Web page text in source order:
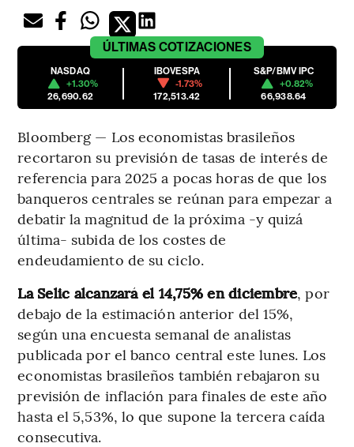
ÚLTIMAS COTIZACIONES
NASDAQ
+1.30%
26,690.62
IBOVESPA
-1.73%
172,513.42
S&P/BMV IPC
+0.82%
66,938.64
Bloomberg — Los economistas brasileños
recortaron su previsión de tasas de interés de
referencia para 2025 a pocas horas de que los
banqueros centrales se reúnan para empezar a
debatir la magnitud de la próxima -y quizá
última- subida de los costes de
endeudamiento de su ciclo.
La Selic alcanzará el 14,75% en diciembre, por
debajo de la estimación anterior del 15%,
según una encuesta semanal de analistas
publicada por el banco central este lunes. Los
economistas brasileños también rebajaron su
previsión de inflación para finales de este año
hasta el 5,53%, lo que supone la tercera caída
consecutiva.